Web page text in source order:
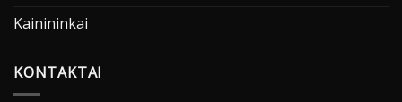
Kainininkai
KONTAKTAI